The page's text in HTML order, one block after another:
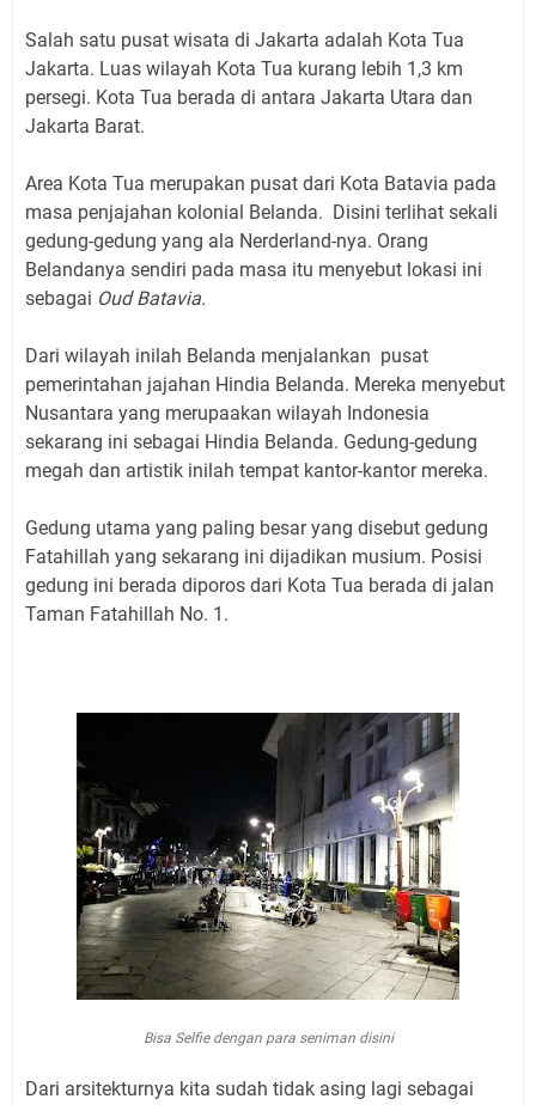
Salah satu pusat wisata di Jakarta adalah Kota Tua
Jakarta. Luas wilayah Kota Tua kurang lebih 1,3 km
persegi. Kota Tua berada di antara Jakarta Utara dan
Jakarta Barat.
Area Kota Tua merupakan pusat dari Kota Batavia pada
masa penjajahan kolonial Belanda. Disini terlihat sekali
gedung-gedung yang ala Nerderland-nya. Orang
Belandanya sendiri pada masa itu menyebut lokasi ini
sebagai Oud Batavia.
Dari wilayah inilah Belanda menjalankan pusat
pemerintahan jajahan Hindia Belanda. Mereka menyebut
Nusantara yang merupaakan wilayah Indonesia
sekarang ini sebagai Hindia Belanda. Gedung-gedung
megah dan artistik inilah tempat kantor-kantor mereka.
Gedung utama yang paling besar yang disebut gedung
Fatahillah yang sekarang ini dijadikan musium. Posisi
gedung ini berada diporos dari Kota Tua berada di jalan
Taman Fatahillah No. 1.
Bisa Selfie dengan para seniman disini
Dari arsitekturnya kita sudah tidak asing lagi sebagai